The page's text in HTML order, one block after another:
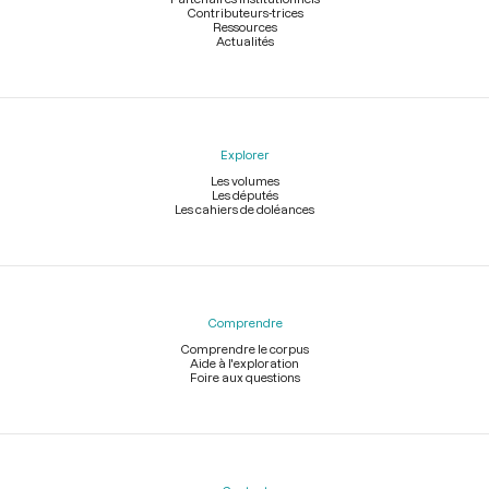
Contributeurs-trices
Ressources
Actualités
Explorer
Les volumes
Les députés
Les cahiers de doléances
Comprendre
Comprendre le corpus
Aide à l'exploration
Foire aux questions